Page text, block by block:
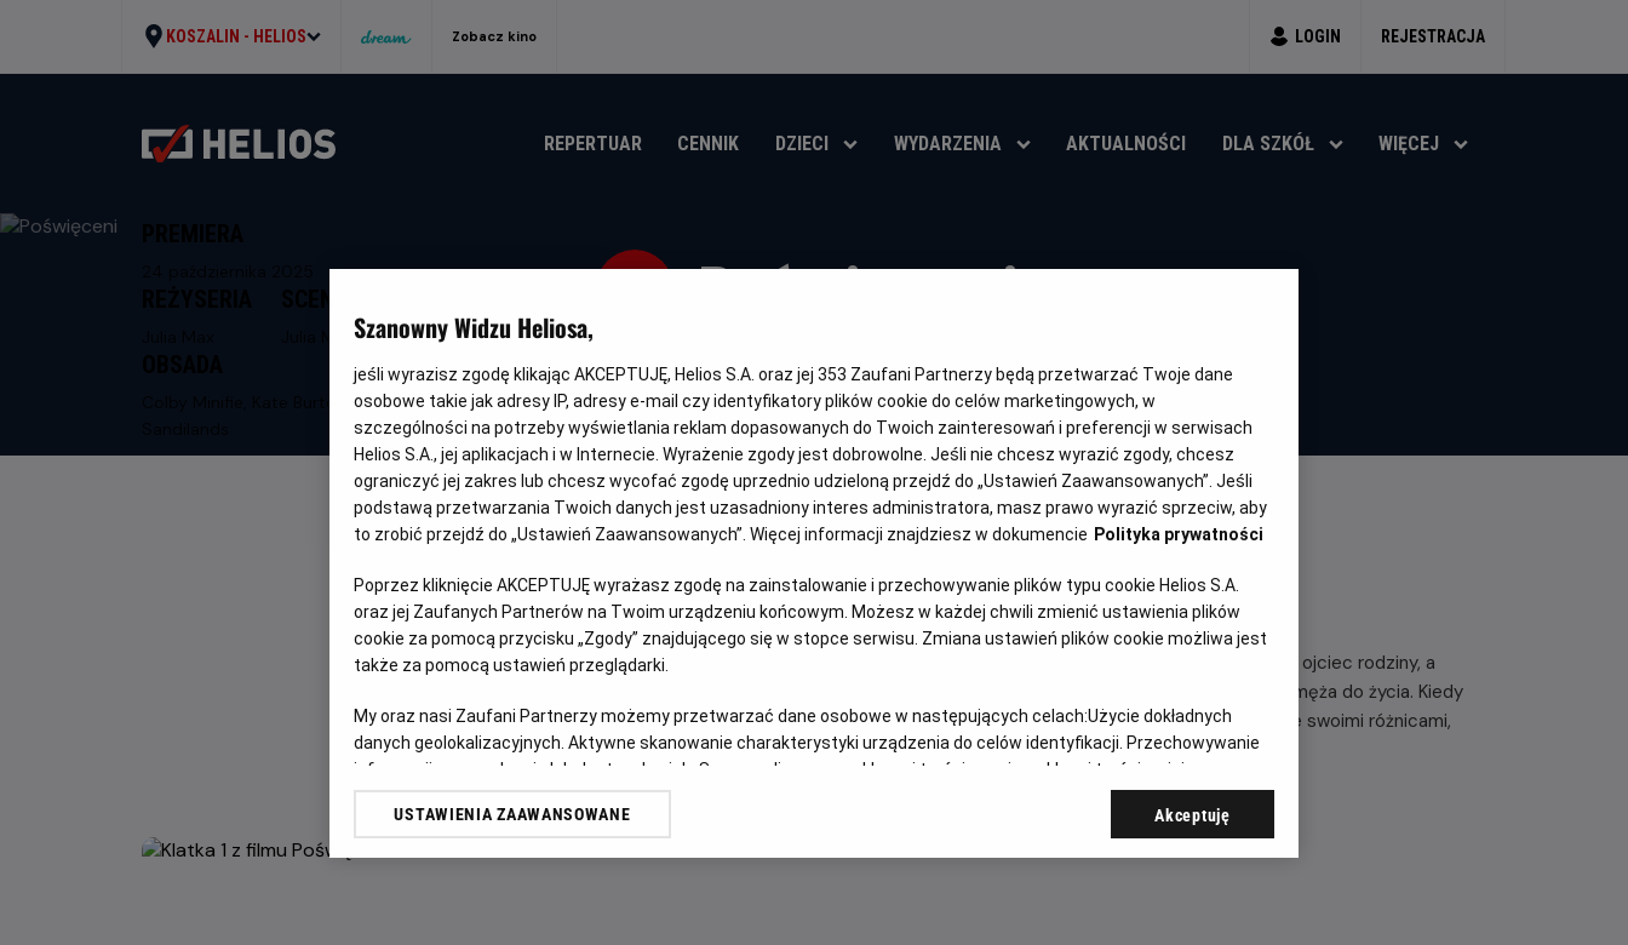
KOSZALIN - HELIOS Zobacz kino LOGIN REJESTRACJA
REPERTUAR CENNIK DZIECI WYDARZENIA AKTUALNOŚCI DLA SZKÓŁ WIĘCEJ
Poświęceni
tytuł
wiek
trwania
i
rok
produkcji
OBSERWUJ
Colby Minifie, Kate Burton, Neil
NAPISY
OPIS FILMU
Napięta relacja matki z córką zostaje wystawiona na przerażającą próbę, gdy umiera ojciec rodziny, a
pogrążona w żałobie matka zatrudnia tajemniczego nieznajomego, by przywrócił jej męża do życia. Kiedy
brutalne wskrzeszenie wymyka się spod kontroli, obie kobiety muszą zmierzyć się ze swoimi różnicami,
walcząc o życie – i o siebie nawzajem.
Szanowny Widzu Heliosa,
jeśli wyrazisz zgodę klikając AKCEPTUJĘ, Helios S.A. oraz jej 353 Zaufani Partnerzy będą przetwarzać Twoje dane
osobowe takie jak adresy IP, adresy e-mail czy identyfikatory plików cookie do celów marketingowych, w
szczególności na potrzeby wyświetlania reklam dopasowanych do Twoich zainteresowań i preferencji w serwisach
Helios S.A., jej aplikacjach i w Internecie. Wyrażenie zgody jest dobrowolne. Jeśli nie chcesz wyrazić zgody, chcesz
ograniczyć jej zakres lub chcesz wycofać zgodę uprzednio udzieloną przejdź do „Ustawień Zaawansowanych”. Jeśli
podstawą przetwarzania Twoich danych jest uzasadniony interes administratora, masz prawo wyrazić sprzeciw, aby
to zrobić przejdź do „Ustawień Zaawansowanych”. Więcej informacji znajdziesz w dokumencie Polityka prywatności
Poprzez kliknięcie AKCEPTUJĘ wyrażasz zgodę na zainstalowanie i przechowywanie plików typu cookie Helios S.A.
oraz jej Zaufanych Partnerów na Twoim urządzeniu końcowym. Możesz w każdej chwili zmienić ustawienia plików
cookie za pomocą przycisku „Zgody” znajdującego się w stopce serwisu. Zmiana ustawień plików cookie możliwa jest
także za pomocą ustawień przeglądarki.
My oraz nasi Zaufani Partnerzy możemy przetwarzać dane osobowe w następujących celach:Użycie dokładnych
danych geolokalizacyjnych. Aktywne skanowanie charakterystyki urządzenia do celów identyfikacji. Przechowywanie
informacji na urządzeniu lub dostęp do nich. Spersonalizowane reklamy i treści, pomiar reklam i treści, opinie
odbiorców i ulepszanie usług.
USTAWIENIA ZAAWANSOWANE Akceptuję